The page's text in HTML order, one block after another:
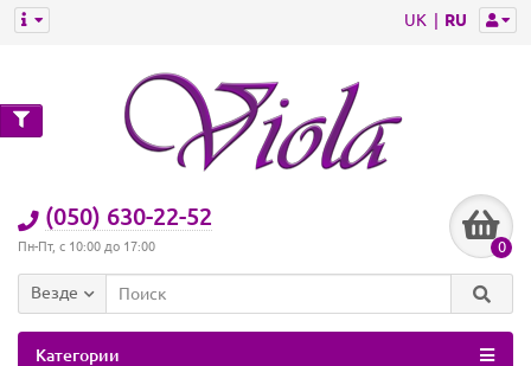
UK RU
(050) 630-22-52
Пн-Пт, с 10:00 до 17:00 0
Везде
Категории